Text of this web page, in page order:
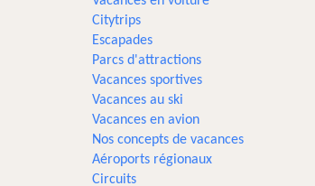
Citytrips
Escapades
Parcs d'attractions
Vacances sportives
Vacances au ski
Vacances en avion
Nos concepts de vacances
Aéroports régionaux
Circuits